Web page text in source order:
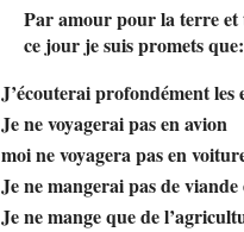
Par amour pour la terre et
ce jour je suispromets que:
J’écouterai profondément
Je ne voyagerai pas en avion
moi ne voyagera pas en
Je ne mangerai pas de viande
Je ne mange que de